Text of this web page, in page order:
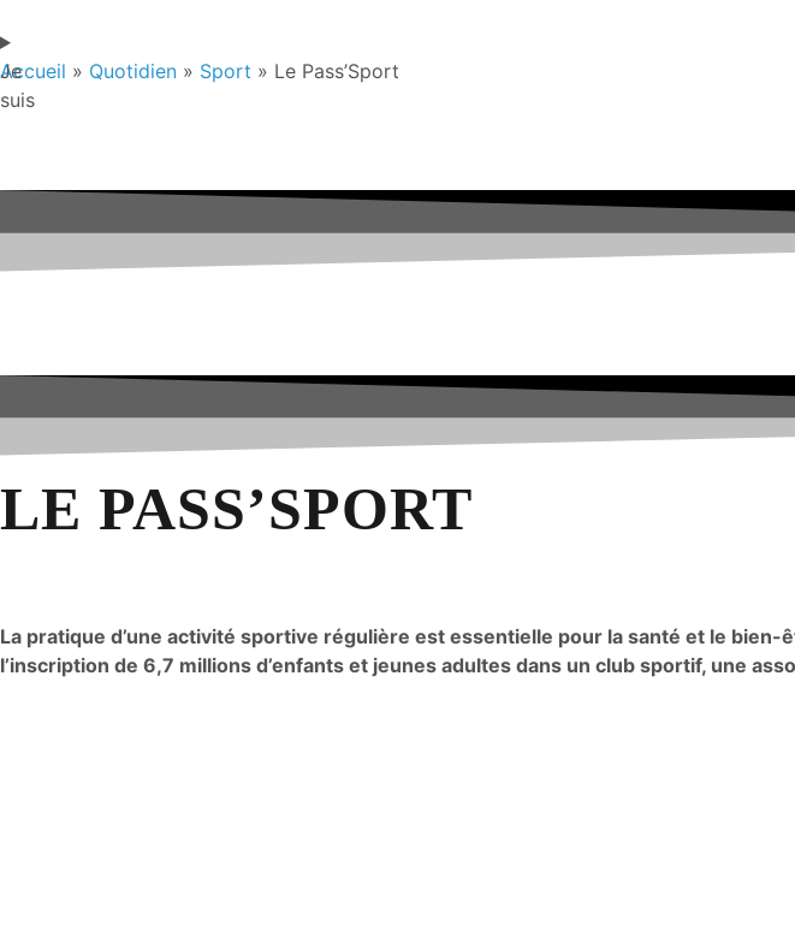
Je
suis
Accueil » Quotidien » Sport » Le Pass’Sport
LE PASS’SPORT
La pratique d’une activité sportive régulière est essentielle pour la santé et le bien-
l’inscription de 6,7 millions d’enfants et jeunes adultes dans un club sportif, une